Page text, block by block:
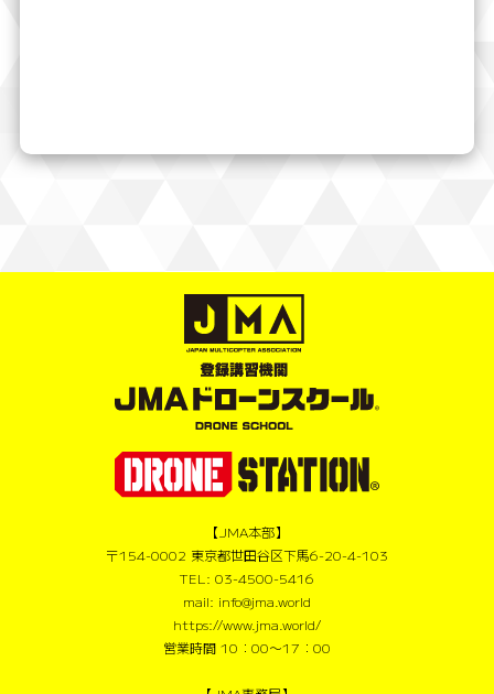
【JMA本部】
〒154-0002 東京都世田谷区下馬6-20-4-103
TEL: 03-4500-5416
mail: info@jma.world
https://www.jma.world/
営業時間 10：00〜17：00